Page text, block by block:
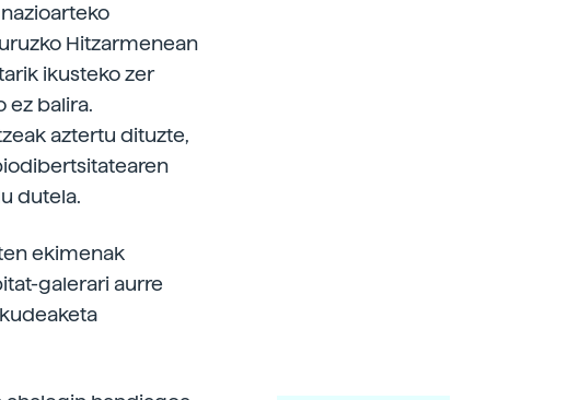
Hitzarmenean
ikusteko zer
ez balira.
aztertu dituzte,
dutela.
ekimenak
galerari aurre